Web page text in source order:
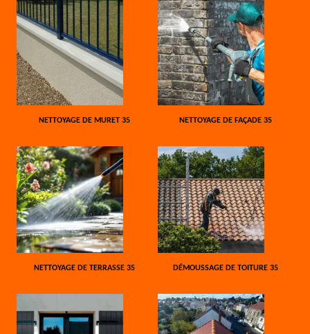
NETTOYAGE DE MURET 35 NETTOYAGE DE FAÇADE 35
NETTOYAGE DE TERRASSE 35 DÉMOUSSAGE DE TOITURE 35